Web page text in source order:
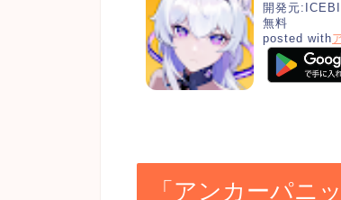
開発元:
無料
posted with
「アンカーパニ